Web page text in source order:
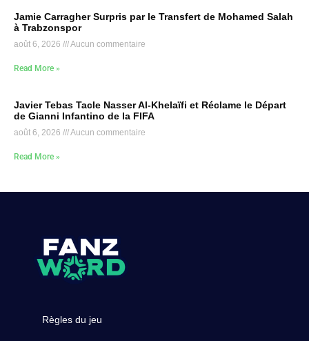
Jamie Carragher Surpris par le Transfert de Mohamed Salah
à Trabzonspor
août 6, 2026 Aucun commentaire
Read More »
Javier Tebas Tacle Nasser Al-Khelaïfi et Réclame le Départ
de Gianni Infantino de la FIFA
août 6, 2026 Aucun commentaire
Read More »
Règles du jeu